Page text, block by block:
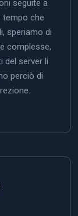
seguite a
tempo che
speriamo di
complesse,
del server li
perciò di